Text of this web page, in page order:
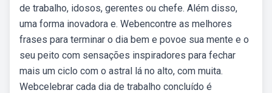
de trabalho, idosos, gerentes ou chefe. Além disso,
uma forma inovadora e. Webencontre as melhores
frases para terminar o dia bem e povoe sua mente e o
seu peito com sensações inspiradores para fechar
mais um ciclo com o astral lá no alto, com muita.
Webcelebrar cada dia de trabalho concluído é